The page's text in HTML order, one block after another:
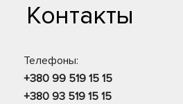
Контакты
Телефоны:
+380 99 519 15 15
+380 93 519 15 15